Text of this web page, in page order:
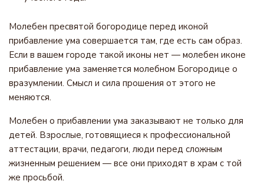
Молебен пресвятой богородице перед иконой
прибавление ума совершается там, где есть сам образ.
Если в вашем городе такой иконы нет — молебен иконе
прибавление ума заменяется молебном Богородице о
вразумлении. Смысл и сила прошения от этого не
меняются.
Молебен о прибавлении ума заказывают не только для
детей. Взрослые, готовящиеся к профессиональной
аттестации, врачи, педагоги, люди перед сложным
жизненным решением — все они приходят в храм с той
же просьбой.